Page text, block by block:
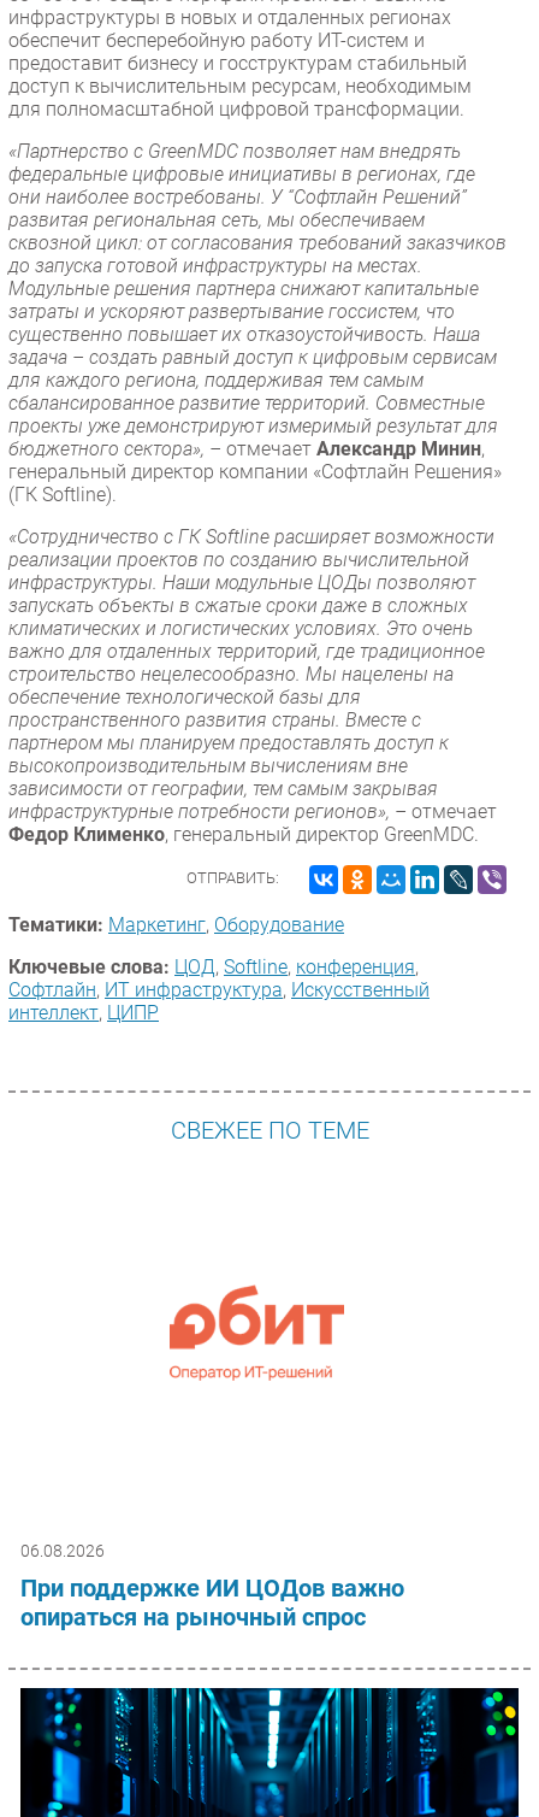
инфраструктуры в новых и отдаленных регионах
обеспечит бесперебойную работу ИТ-систем и
предоставит бизнесу и госструктурам стабильный
доступ к вычислительным ресурсам, необходимым
для полномасштабной цифровой трансформации.
«Партнерство с GreenMDC позволяет нам внедрять
федеральные цифровые инициативы в регионах, где
они наиболее востребованы. У “Софтлайн Решений”
развитая региональная сеть, мы обеспечиваем
сквозной цикл: от согласования требований заказчиков
до запуска готовой инфраструктуры на местах.
Модульные решения партнера снижают капитальные
затраты и ускоряют развертывание госсистем, что
существенно повышает их отказоустойчивость. Наша
задача – создать равный доступ к цифровым сервисам
для каждого региона, поддерживая тем самым
сбалансированное развитие территорий. Совместные
проекты уже демонстрируют измеримый результат для
бюджетного сектора», – отмечает Александр Минин,
генеральный директор компании «Софтлайн Решения»
(ГК Softline).
«Сотрудничество с ГК Softline расширяет возможности
реализации проектов по созданию вычислительной
инфраструктуры. Наши модульные ЦОДы позволяют
запускать объекты в сжатые сроки даже в сложных
климатических и логистических условиях. Это очень
важно для отдаленных территорий, где традиционное
строительство нецелесообразно. Мы нацелены на
обеспечение технологической базы для
пространственного развития страны. Вместе с
партнером мы планируем предоставлять доступ к
высокопроизводительным вычислениям вне
зависимости от географии, тем самым закрывая
инфраструктурные потребности регионов», – отмечает
Федор Клименко, генеральный директор GreenMDC.
ОТПРАВИТЬ:
Тематики: Маркетинг, Оборудование
Ключевые слова: ЦОД, Softline, конференция,
Софтлайн, ИТ инфраструктура, Искусственный
интеллект, ЦИПР
СВЕЖЕЕ ПО ТЕМЕ
06.08.2026
При поддержке ИИ ЦОДов важно
опираться на рыночный спрос